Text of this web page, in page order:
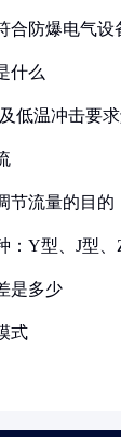
合防爆电气设
什么
低温冲击要
节流量的目的
：Y型、J型、
是多少
式